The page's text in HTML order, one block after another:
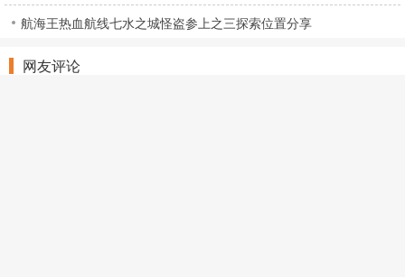
航海王热血航线七水之城怪盗参上之三探索位置分享
网友评论